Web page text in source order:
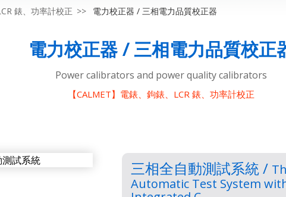
錶、功率計校正 電力校正器 / 三相電力品質校正器
電力校正器 / 三相電力品質校正
Power calibrators and power quality calibrators
【CALMET】電錶、鉤錶、LCR 錶、功率計校正
三相全自動測試系統 /
Automatic Test System